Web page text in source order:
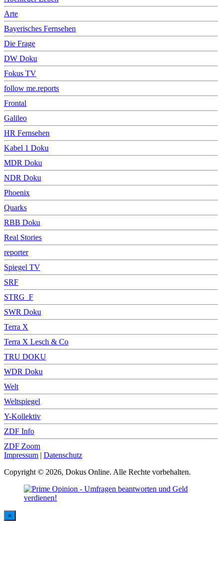
Arte
Bayerisches Fernsehen
Die Frage
DW Doku
Fokus TV
follow me.reports
Frontal
Galileo
HR Fernsehen
Kabel 1 Doku
MDR Doku
NDR Doku
Phoenix
Quarks
RBB Doku
Real Stories
reporter
Spiegel TV
SRF
STRG_F
SWR Doku
Terra X
Terra X Lesch & Co
TRU DOKU
WDR Doku
Welt
Weltspiegel
Y-Kollektiv
ZDF Info
ZDF Zoom
Impressum | Datenschutz
Copyright © 2026, Dokus Online. Alle Rechte vorbehalten.
×